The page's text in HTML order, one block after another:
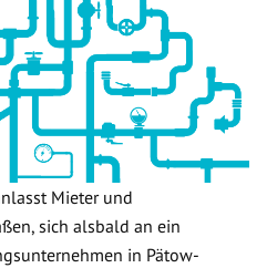
Mieter und
sich alsbald an ein
in Pätow-